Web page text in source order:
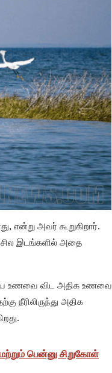
என்று அவர் கூறுகிறார்.
சில இடங்களில் அதை
உணவை விட அதிக உணவை
நீரிலிருந்து அதிக
பென்னு சிறுகோள்